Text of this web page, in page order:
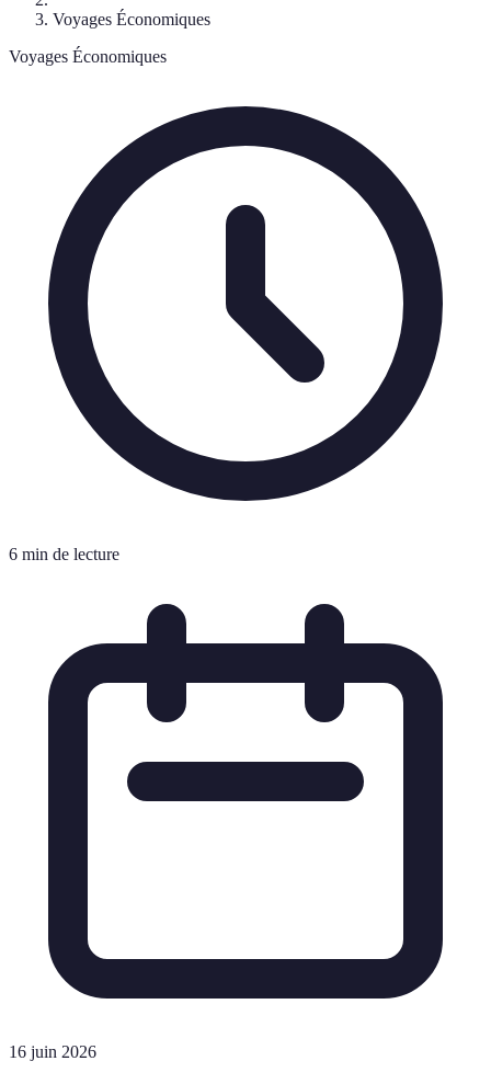
Voyages Économiques
Voyages Économiques
6 min de lecture
16 juin 2026